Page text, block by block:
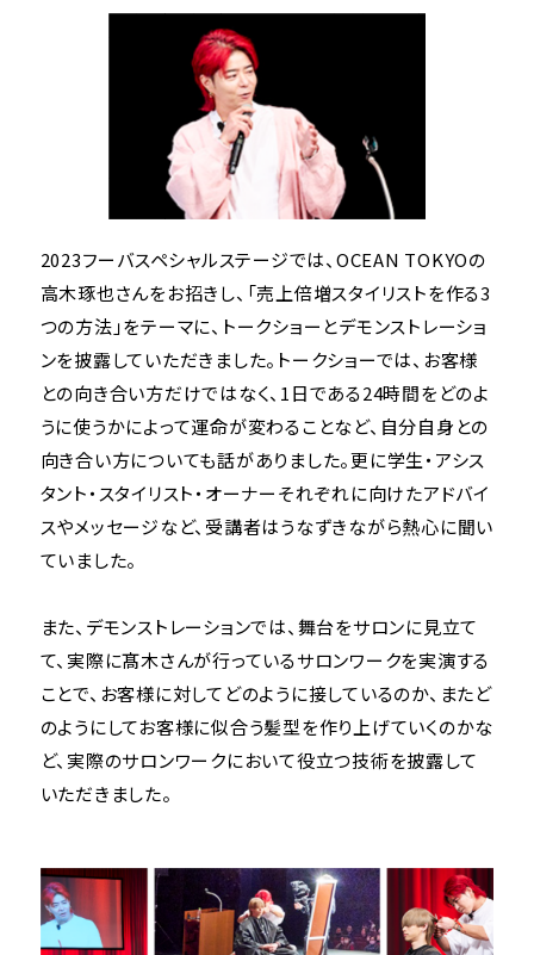
2023フーバスペシャルステージでは、OCEAN TOKYOの
高木琢也さんをお招きし、「売上倍増スタイリストを作る3
つの方法」をテーマに、トークショーとデモンストレーショ
ンを披露していただきました。トークショーでは、お客様
との向き合い方だけではなく、1日である24時間をどのよ
うに使うかによって運命が変わることなど、自分自身との
向き合い方についても話がありました。更に学生・アシス
タント・スタイリスト・オーナーそれぞれに向けたアドバイ
スやメッセージなど、受講者はうなずきながら熱心に聞い
ていました。
また、デモンストレーションでは、舞台をサロンに見立て
て、実際に髙木さんが行っているサロンワークを実演する
ことで、お客様に対してどのように接しているのか、またど
のようにしてお客様に似合う髪型を作り上げていくのかな
ど、実際のサロンワークにおいて役立つ技術を披露して
いただきました。